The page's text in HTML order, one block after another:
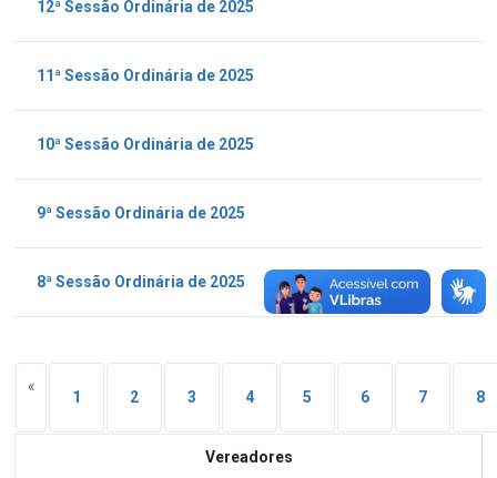
12ª Sessão Ordinária de 2025
11ª Sessão Ordinária de 2025
10ª Sessão Ordinária de 2025
9ª Sessão Ordinária de 2025
8ª Sessão Ordinária de 2025
«
1 2 3 4 5 6 7 8
Vereadores